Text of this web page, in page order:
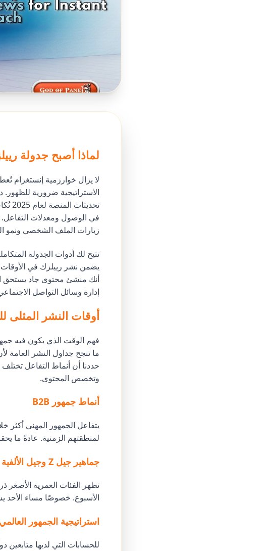
لماذا أصبح جدولة
لا يزال خوارزمية إنستغرام
الاستراتيجية ضرورية
زيارات الملف الشخصي ونمو
يضمن نشر رييلزك في الأوقات
أنك منشئ محتوى جاد يستحق
إدارة وسائل التواصل
أوقات النشر المثلى
فهم الوقت الذي يكون فيه
ما تنجح جداول النشر العامة
حددنا أن أنماط التفاعل
وتخصص المحتوى.
أنماط جمهور B2B
لمنطقتهم الزمنية. عادةً ما
جماهير جيل Z وجيل الألفية
الأسبوع. خصوصًا مساء الأحد
استراتيجية الجمهور العالمي